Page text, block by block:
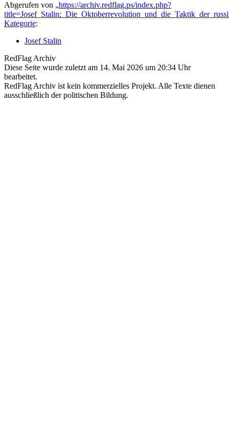
Abgerufen von „https://archiv.redflag.ps/index.php?
Kategorie:
Josef Stalin
RedFlag Archiv
Diese Seite wurde zuletzt am 14. Mai 2026 um 20:34 Uhr
bearbeitet.
RedFlag Archiv ist kein kommerzielles Projekt. Alle Texte dienen
ausschließlich der politischen Bildung.